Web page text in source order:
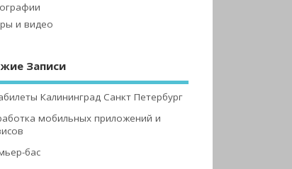
и видео
Записи
Калининград Санкт Петербург
мобильных приложений и
бас